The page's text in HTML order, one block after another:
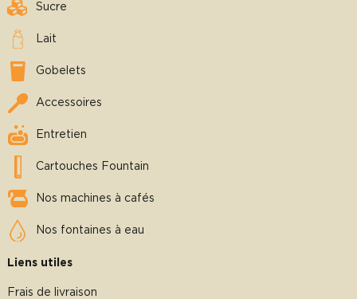
Sucre
Lait
Gobelets
Accessoires
Entretien
Cartouches Fountain
Nos machines à cafés
Nos fontaines à eau
Liens utiles
Frais de livraison